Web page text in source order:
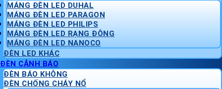
MÁNG ĐÈN LED DUHAL
MÁNG ĐÈN LED PARAGON
MÁNG ĐÈN LED PHILIPS
MÁNG ĐÈN LED RẠNG ĐÔNG
MÁNG ĐÈN LED NANOCO
ĐÈN LED KHÁC
ĐÈN CẢNH BÁO
ĐÈN BÁO KHÔNG
ĐÈN CHỐNG CHÁY NỔ